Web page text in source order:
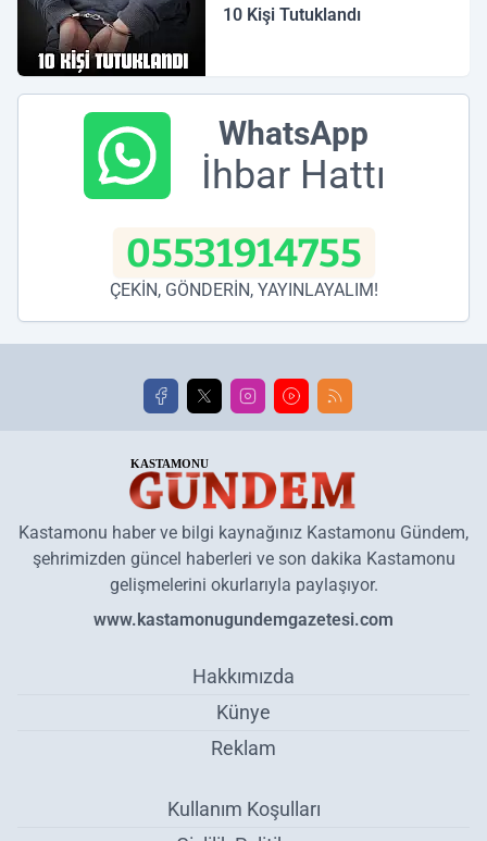
10 Kişi Tutuklandı
WhatsApp
İhbar Hattı
05531914755
ÇEKİN, GÖNDERİN, YAYINLAYALIM!
Kastamonu haber ve bilgi kaynağınız Kastamonu Gündem,
şehrimizden güncel haberleri ve son dakika Kastamonu
gelişmelerini okurlarıyla paylaşıyor.
www.kastamonugundemgazetesi.com
Hakkımızda
Künye
Reklam
Kullanım Koşulları